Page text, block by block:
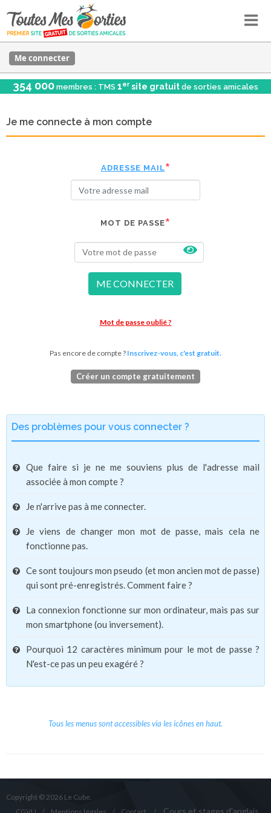
Me connecter
354 000 membres : TMS 1er site gratuit de sorties amicales
Je me connecte à mon compte
ADRESSE MAIL
MOT DE PASSE
ME CONNECTER
Mot de passe oublié ?
Pas encore de compte ? Inscrivez-vous, c'est gratuit.
Créer un compte gratuitement
Des problèmes pour vous connecter ?
Que faire si je ne me souviens plus de l'adresse mail
associée à mon compte ?
Je n'arrive pas à me connecter.
Je viens de changer mon mot de passe, mais cela ne
fonctionne pas.
Ce sont toujours mon pseudo (et mon ancien mot de passe)
qui sont pré-enregistrés. Comment faire ?
La connexion fonctionne sur mon ordinateur, mais pas sur
mon smartphone (ou inversement).
Pourquoi 12 caractères minimum pour le mot de passe ?
N'est-ce pas un peu exagéré ?
Tous les menus sont accessibles via les icônes en haut.
Copyright © 2026 Le Cube.
Cours et stages d'anglais